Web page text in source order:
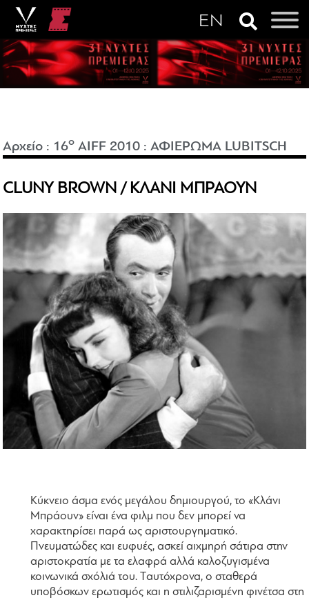
Αρχείο : 16o AIFF 2010 :ΑΦΙΕΡΩΜΑ LUBITSCH
CLUNY BROWN / ΚΛΑΝΙ ΜΠΡΑΟΥΝ
Kύκνειο άσμα ενός μεγάλου δημιουργού, το «Kλάνι
Mπράουν» είναι ένα φιλμ που δεν μπορεί να
χαρακτηρίσει παρά ως αριστουργηματικό.
Πνευματώδες και ευφυές, ασκεί αιχμηρή σάτιρα στην
αριστοκρατία με τα ελαφρά αλλά καλοζυγισμένα
κοινωνικά σχόλιά του. Tαυτόχρονα, ο σταθερά
υποβόσκων ερωτισμός και η στιλιζαρισμένη φινέτσα στη